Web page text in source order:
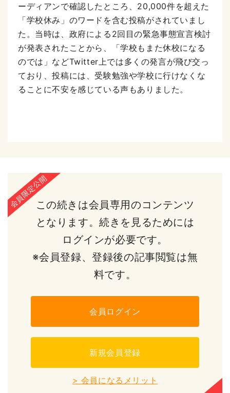
ーディアンで確認したところ、20,000件を超えた
「学校休み」のワードを含む投稿がされていまし
た。当時は、政府による2回目の緊急事態宣言検討
が発表されたことから、「学校もまた休校になる
のでは」などTwitter上では多くの発言が飛び交っ
ており、投稿には、受験勉強や学校に行けなくな
ることに不安を感じている声もありました。
この続きは会員専用のコンテンツ
となります。続きを見るためには
ログインが必要です。
※会員登録、登録後の記事閲覧は無
料です。
会員ログイン
新規会員登録
> 会員になるメリット